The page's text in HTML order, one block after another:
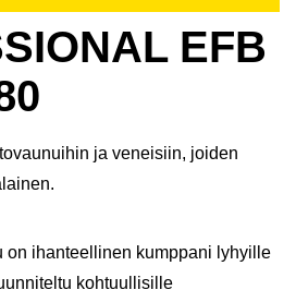
EFB
ja veneisiin, joiden
on ihanteellinen kumppani lyhyille
kohtuullisille